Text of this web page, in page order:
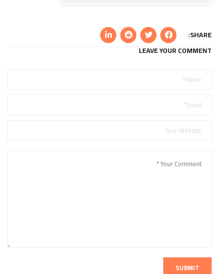
SHARE:
LEAVE YOUR COMMENT
SUBMIT